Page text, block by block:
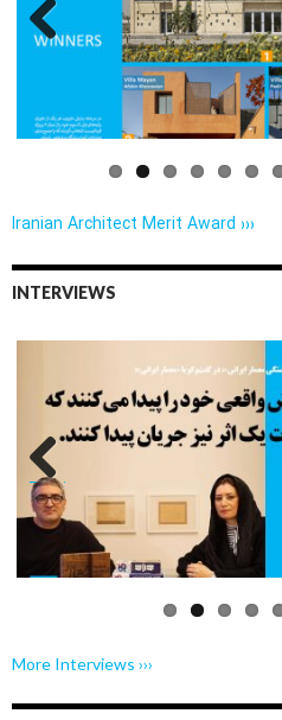
Previo
Iranian Architect Merit Award ›››
INTERVIEWS
Previo
us
More Interviews ›››